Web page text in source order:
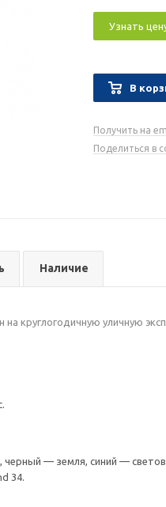
Узнать
В
Получить на
Поделиться в
Наличие
круглогодичную уличную
— земля, синий —
34.